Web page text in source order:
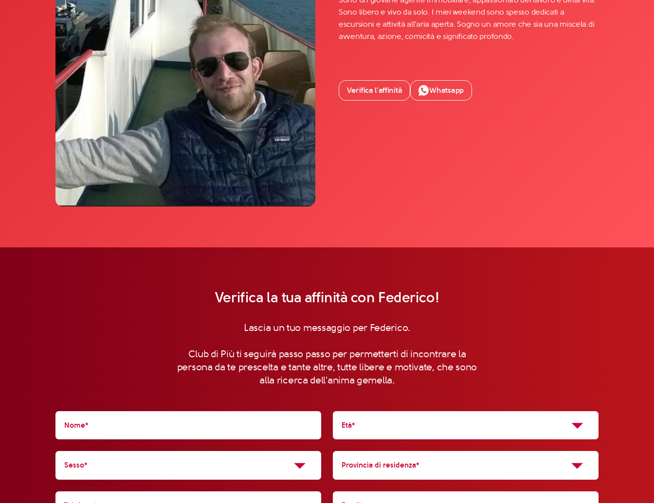
Facebook
TikTok
Sono libero e vivo da solo. I miei weekend sono spesso dedicati a
escursioni e attività all'aria aperta. Sogno un amore che sia una miscela di
avventura, azione, comicità e significato profondo.
Verifica l’affinità Whatsapp
Verifica la tua affinità con Federico!
Lascia un tuo messaggio per Federico.
Club di Più ti seguirà passo passo per permetterti di incontrare la
persona da te prescelta e tante altre, tutte libere e motivate, che sono
alla ricerca dell'anima gemella.